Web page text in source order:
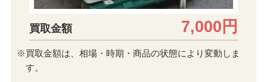
買取金額 7,000円
※買取金額は、相場・時期・商品の状態により変動しま
す。